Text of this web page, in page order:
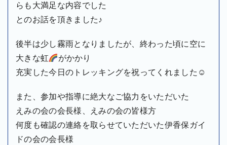
らも大満足な内容でした
とのお話を頂きました♪
後半は少し霧雨となりましたが、終わった頃に空に
大きな虹
がかかり
充実した今日のトレッキングを祝ってくれました☺
また、参加や指導に絶大なご協力をいただいた
えみの会の会長様、えみの会の皆様方
何度も確認の連絡を取らせていただいた伊香保ガイ
ドの会の会長様